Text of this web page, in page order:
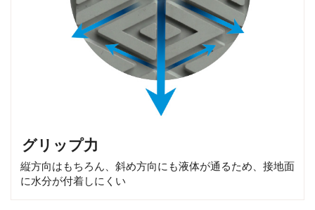
グリップ力
縦方向はもちろん、斜め方向にも液体が通るため、接地面
に水分が付着しにくい